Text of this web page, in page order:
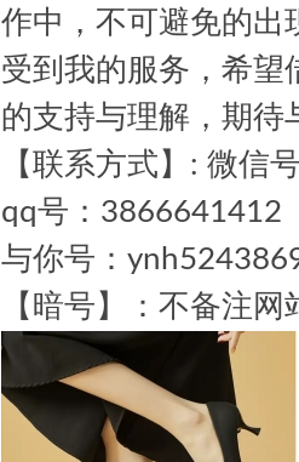
作中，不可避免的出
受到我的服务，希望
的支持与理解，期待
【联系方式】: 微信
qq号：3866641412
与你号：
【暗号】：不备注